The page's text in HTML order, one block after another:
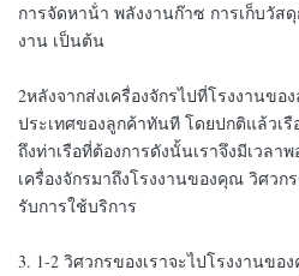
การจัดหาน้ํา พลังงานก๊าซ การเก็บวัส
งาน เป็นต้น
2หลังจากส่งเครื่องจักรไปที่โรงงานขอ
ประเทศของลูกค้าทันที โดยปกติแล้วเรื
ถึงท่าเรือที่ต้องการดังนั้นเราจึงมีเวล
เครื่องจักรมาถึงโรงงานของคุณ วิศวก
รับการใช้บริการ
3. 1-2 วิศวกรของเราจะไปโรงงานข